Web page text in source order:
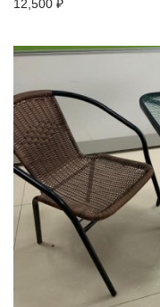
12,500 ₽